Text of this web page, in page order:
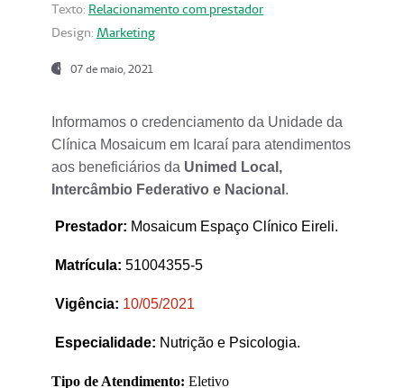
Texto: Relacionamento com prestador
Design: Marketing
07 de maio, 2021
Informamos o credenciamento da Unidade da
Clínica Mosaicum em Icaraí para atendimentos
aos beneficiários da Unimed Local,
Intercâmbio Federativo e Nacional .
Prestador: Mosaicum Espaço Clínico Eireli.
Matrícula: 51004355-5
Vigência: 10/05/2021
Especialidade: Nutrição e Psicologia.
Tipo de Atendimento: Eletivo